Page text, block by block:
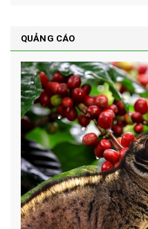
QUẢNG CÁO